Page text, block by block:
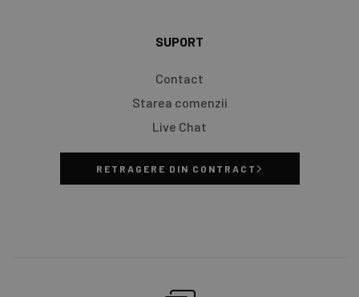
SUPORT
Contact
Starea comenzii
Live Chat
RETRAGERE DIN CONTRACT